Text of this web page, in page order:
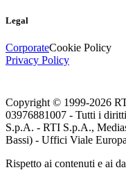
Legal
CorporateCookie Policy
Privacy Policy
Copyright © 1999-2026
03976881007 - Tutti i
S.p.A. - RTI S.p.A.,
Bassi) - Uffici Viale
Rispetto ai contenuti e ai